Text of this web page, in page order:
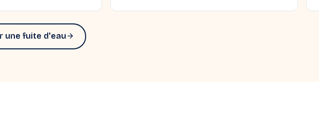
une fuite d'eauarrow_forward